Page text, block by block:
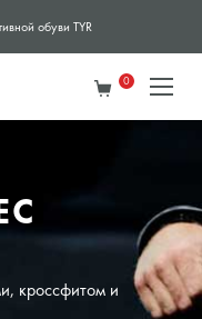
обуви TYR
0
кроссфитом и